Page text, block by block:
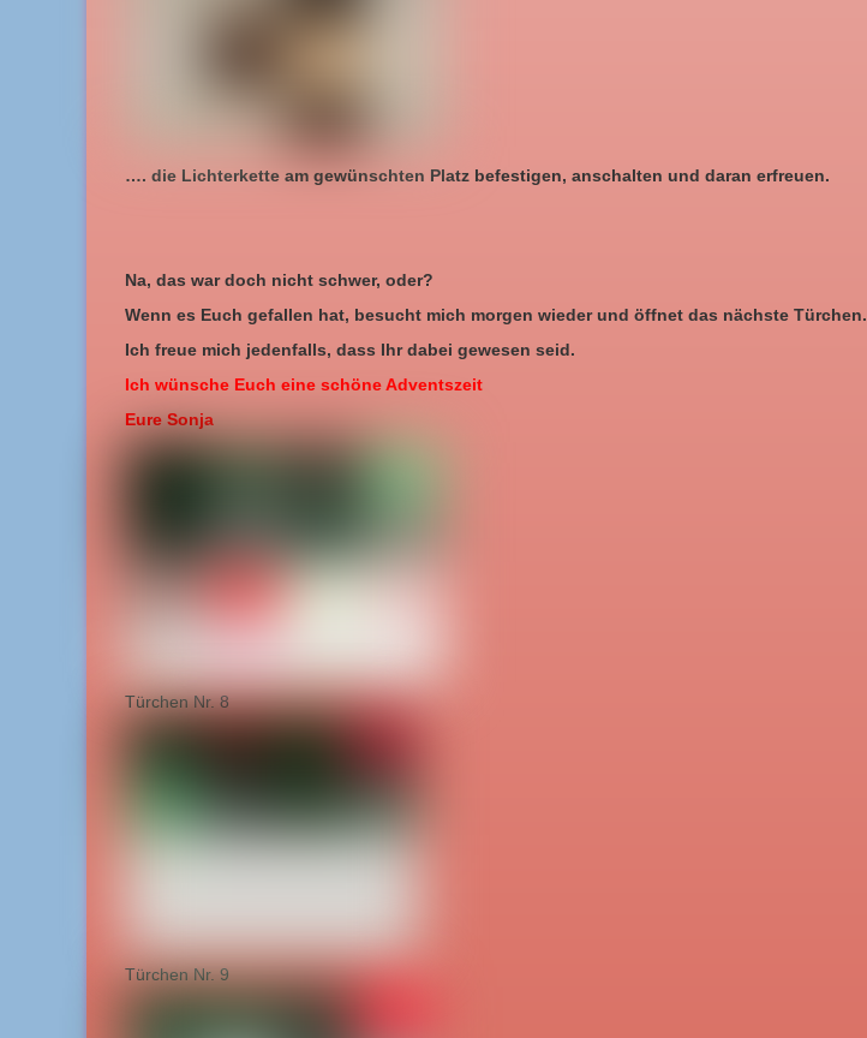
…. die Lichterkette am gewünschten Platz befestigen, anschalten und daran erfreuen.
Na, das war doch nicht schwer, oder?
Wenn es Euch gefallen hat, besucht mich morgen wieder und öffnet das nächste Türchen.
Ich freue mich jedenfalls, dass Ihr dabei gewesen seid.
Ich wünsche Euch eine schöne Adventszeit
Eure Sonja
Türchen Nr. 8
Türchen Nr. 9